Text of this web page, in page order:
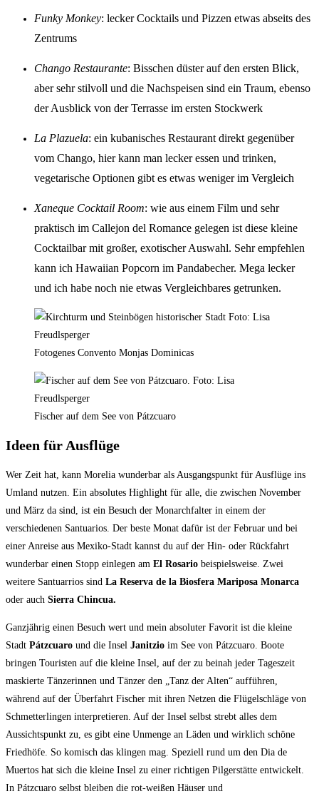
Funky Monkey: lecker Cocktails und Pizzen etwas abseits des
Zentrums
Chango Restaurante: Bisschen düster auf den ersten Blick,
aber sehr stilvoll und die Nachspeisen sind ein Traum, ebenso
der Ausblick von der Terrasse im ersten Stockwerk
La Plazuela: ein kubanisches Restaurant direkt gegenüber
vom Chango, hier kann man lecker essen und trinken,
vegetarische Optionen gibt es etwas weniger im Vergleich
Xaneque Cocktail Room: wie aus einem Film und sehr
praktisch im Callejon del Romance gelegen ist diese kleine
Cocktailbar mit großer, exotischer Auswahl. Sehr empfehlen
kann ich Hawaiian Popcorn im Pandabecher. Mega lecker
und ich habe noch nie etwas Vergleichbares getrunken.
Fotogenes Convento Monjas Dominicas
Fischer auf dem See von Pátzcuaro
Ideen für Ausflüge
Wer Zeit hat, kann Morelia wunderbar als Ausgangspunkt für Ausflüge ins
Umland nutzen. Ein absolutes Highlight für alle, die zwischen November
und März da sind, ist ein Besuch der Monarchfalter in einem der
verschiedenen Santuarios. Der beste Monat dafür ist der Februar und bei
einer Anreise aus Mexiko-Stadt kannst du auf der Hin- oder Rückfahrt
wunderbar einen Stopp einlegen am El Rosario beispielsweise. Zwei
weitere Santuarrios sind La Reserva de la Biosfera Mariposa Monarca
oder auch Sierra Chincua.
Ganzjährig einen Besuch wert und mein absoluter Favorit ist die kleine
Stadt Pátzcuaro und die Insel Janitzio im See von Pátzcuaro. Boote
bringen Touristen auf die kleine Insel, auf der zu beinah jeder Tageszeit
maskierte Tänzerinnen und Tänzer den „Tanz der Alten“ aufführen,
während auf der Überfahrt Fischer mit ihren Netzen die Flügelschläge von
Schmetterlingen interpretieren. Auf der Insel selbst strebt alles dem
Aussichtspunkt zu, es gibt eine Unmenge an Läden und wirklich schöne
Friedhöfe. So komisch das klingen mag. Speziell rund um den Dia de
Muertos hat sich die kleine Insel zu einer richtigen Pilgerstätte entwickelt.
In Pátzcuaro selbst bleiben die rot-weißen Häuser und